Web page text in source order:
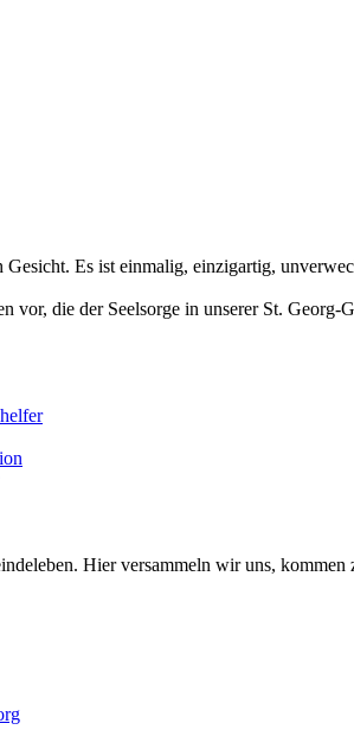
Gesicht. Es ist einmalig, einzigartig,
vor, die der Seelsorge in unserer St. Georg-
Hier versammeln wir uns,